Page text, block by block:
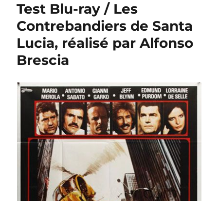
Test Blu-ray / Les
Contrebandiers de Santa
Lucia, réalisé par Alfonso
Brescia